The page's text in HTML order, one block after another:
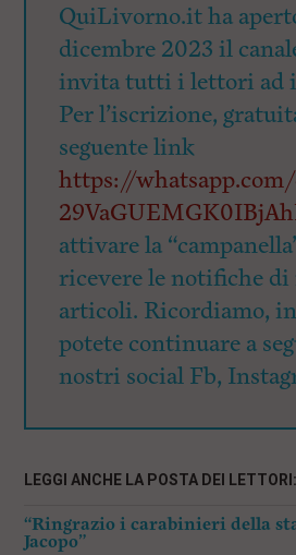
QuiLivorno.it ha
dicembre 2023 il
invita tutti i lettori ad
Per l’iscrizione,
seguente link
https://
attivare la
ricevere le notifiche
articoli. Ricordiamo,
potete continuare a
nostri social Fb,
LEGGI ANCHE LA POSTA DEI LETTORI:
“Ringrazio i carabinieri della
Jacopo”